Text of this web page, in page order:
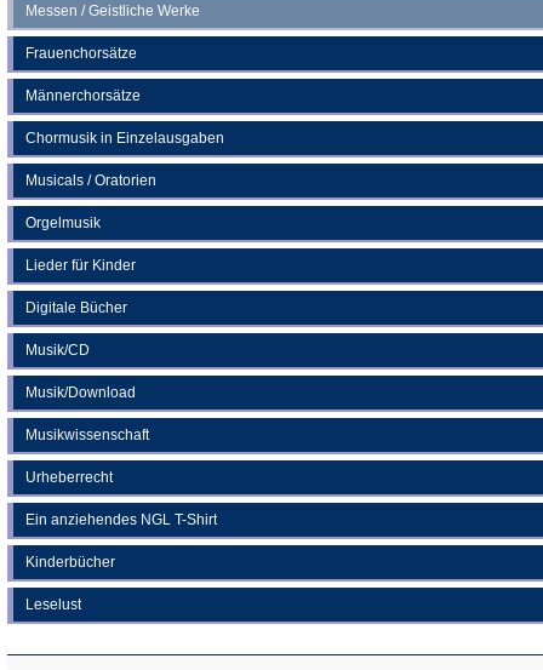
Messen / Geistliche Werke
Frauenchorsätze
Männerchorsätze
Chormusik in Einzelausgaben
Musicals / Oratorien
Orgelmusik
Lieder für Kinder
Digitale Bücher
Musik/CD
Musik/Download
Musikwissenschaft
Urheberrecht
Ein anziehendes NGL T-Shirt
Kinderbücher
Leselust